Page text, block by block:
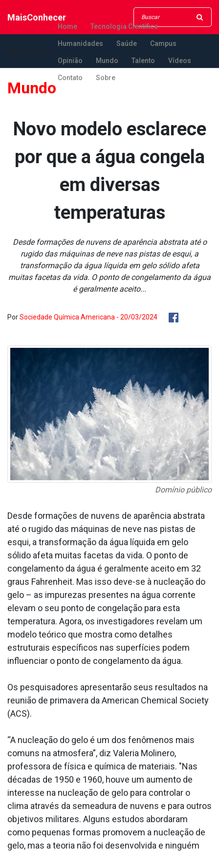
MaisConhecer
Home Tecnologia Científica
Humanidades Saúde Campus
Opinião Mundo Talento Vídeos
Contato Sobre
Mundo
Novo modelo esclarece
por que a água congela
em diversas
temperaturas
Desde formações de nuvens de aparência abstrata até o
rugido das máquinas de neve nas pistas de esqui, a
transformação da água líquida em gelo sólido afeta
muitas facetas da vida. O ponto de congelamento da água
é geralmente aceito...
PorSociedade Química Americana - 20/03/2024
Domínio público
Desde formações de nuvens de aparência abstrata
até o rugido das máquinas de neve nas pistas de
esqui, a transformação da água líquida em gelo
sólido afeta muitas facetas da vida. O ponto de
congelamento da água é geralmente aceito em 32
graus Fahrenheit. Mas isso deve-se à nucleação do
gelo – as impurezas presentes na água corrente
elevam o seu ponto de congelação para esta
temperatura. Agora, os investigadores revelam um
modelo teórico que mostra como detalhes
estruturais específicos nas superfícies podem
influenciar o ponto de congelamento da água.
Os pesquisadores apresentarão seus resultados na
reunião de primavera da American Chemical Society
(ACS).
“A nucleação do gelo é um dos fenômenos mais
comuns na atmosfera”, diz Valeria Molinero,
professora de física e química de materiais. "Nas
décadas de 1950 e 1960, houve um aumento de
interesse na nucleação de gelo para controlar o
clima através da semeadura de nuvens e para outros
objetivos militares. Alguns estudos abordaram
como pequenas formas promovem a nucleação de
gelo, mas a teoria não foi desenvolvida e ninguém